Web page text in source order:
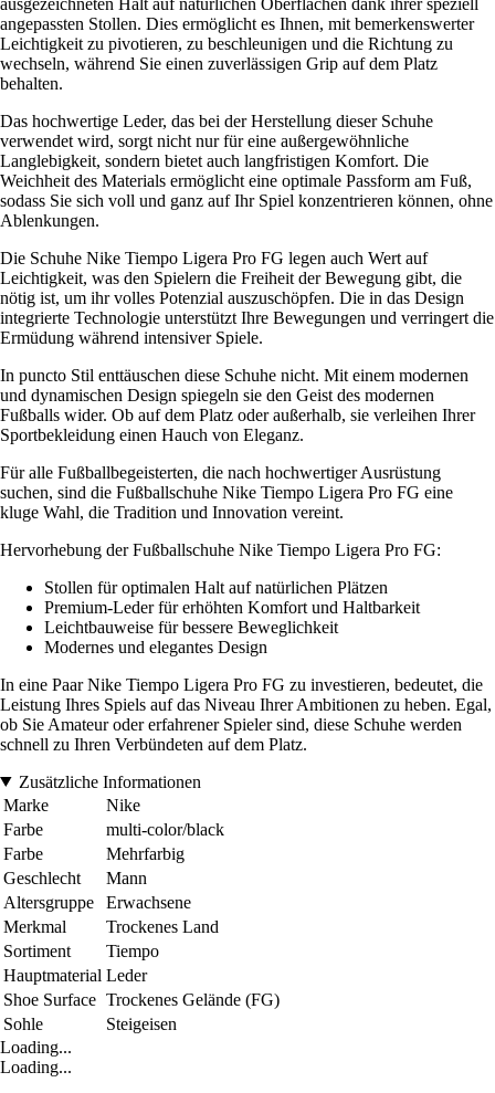
angepassten Stollen. Dies ermöglicht es Ihnen, mit bemerkenswerter
Leichtigkeit zu pivotieren, zu beschleunigen und die Richtung zu
wechseln, während Sie einen zuverlässigen Grip auf dem Platz
behalten.
Das hochwertige Leder, das bei der Herstellung dieser Schuhe
verwendet wird, sorgt nicht nur für eine außergewöhnliche
Langlebigkeit, sondern bietet auch langfristigen Komfort. Die
Weichheit des Materials ermöglicht eine optimale Passform am Fuß,
sodass Sie sich voll und ganz auf Ihr Spiel konzentrieren können, ohne
Ablenkungen.
Die Schuhe Nike Tiempo Ligera Pro FG legen auch Wert auf
Leichtigkeit, was den Spielern die Freiheit der Bewegung gibt, die
nötig ist, um ihr volles Potenzial auszuschöpfen. Die in das Design
integrierte Technologie unterstützt Ihre Bewegungen und verringert die
Ermüdung während intensiver Spiele.
In puncto Stil enttäuschen diese Schuhe nicht. Mit einem modernen
und dynamischen Design spiegeln sie den Geist des modernen
Fußballs wider. Ob auf dem Platz oder außerhalb, sie verleihen Ihrer
Sportbekleidung einen Hauch von Eleganz.
Für alle Fußballbegeisterten, die nach hochwertiger Ausrüstung
suchen, sind die Fußballschuhe Nike Tiempo Ligera Pro FG eine
kluge Wahl, die Tradition und Innovation vereint.
Hervorhebung der Fußballschuhe Nike Tiempo Ligera Pro FG:
Stollen für optimalen Halt auf natürlichen Plätzen
Premium-Leder für erhöhten Komfort und Haltbarkeit
Leichtbauweise für bessere Beweglichkeit
Modernes und elegantes Design
In eine Paar Nike Tiempo Ligera Pro FG zu investieren, bedeutet, die
Leistung Ihres Spiels auf das Niveau Ihrer Ambitionen zu heben. Egal,
ob Sie Amateur oder erfahrener Spieler sind, diese Schuhe werden
schnell zu Ihren Verbündeten auf dem Platz.
Zusätzliche Informationen
Marke
Nike
Farbe
multi-color/black
Farbe
Mehrfarbig
Geschlecht
Mann
Altersgruppe
Erwachsene
Merkmal
Trockenes Land
Sortiment
Tiempo
Hauptmaterial Leder
Shoe Surface Trockenes Gelände (FG)
Sohle
Steigeisen
Loading...
Loading...